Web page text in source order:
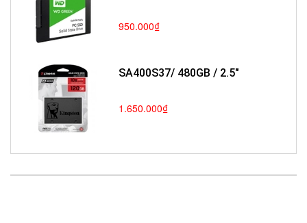
950.000₫
SA400S37/ 480GB / 2.5"
1.650.000₫